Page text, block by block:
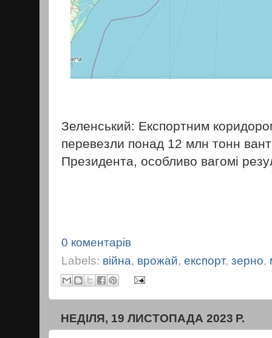
Зеленський: Експортним
перевезли понад 12 млн тонн
Президента, особливо вагомі
0 коментарів
Labels: війна, врожай, експорт, зерно,
НЕДІЛЯ, 19 ЛИСТОПАДА 2023 Р.